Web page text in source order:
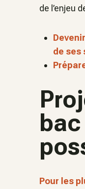
de l’enjeu
de ses
Pour les